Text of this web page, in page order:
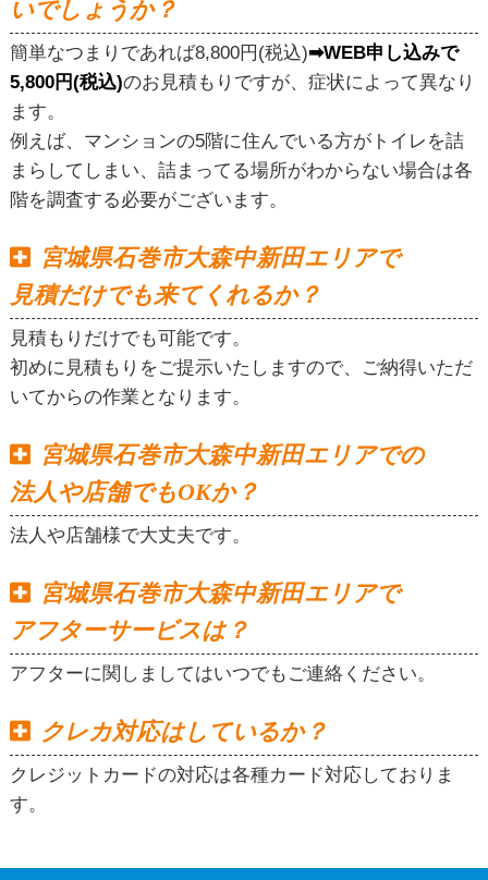
いでしょうか？
簡単なつまりであれば8,800円(税込)➡WEB申し込みで
5,800円(税込)のお見積もりですが、症状によって異なり
ます。
例えば、マンションの5階に住んでいる方がトイレを詰
まらしてしまい、詰まってる場所がわからない場合は各
階を調査する必要がございます。
宮城県石巻市大森中新田エリアで
見積だけでも来てくれるか？
見積もりだけでも可能です。
初めに見積もりをご提示いたしますので、ご納得いただ
いてからの作業となります。
宮城県石巻市大森中新田エリアでの
法人や店舗でもOKか？
法人や店舗様で大丈夫です。
宮城県石巻市大森中新田エリアで
アフターサービスは？
アフターに関しましてはいつでもご連絡ください。
クレカ対応はしているか？
クレジットカードの対応は各種カード対応しておりま
す。